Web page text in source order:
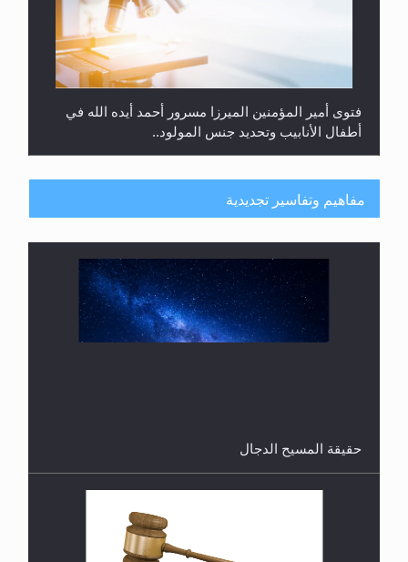
فتوى أمير المؤمنين الميرزا مسرور أحمد أيده الله في
أطفال الأنابيب وتحديد جنس المولود..
مفاهيم وتفاسير تجديدية
حقيقة المسيح الدجال